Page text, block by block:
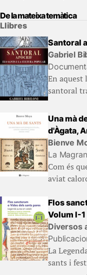
De la mateixa temàtica
Llibres
Santoral
Gabriel
En
santoral
Una mà
d'Àgata,
Bienve
La
Com és
aviat
Flos
Volum I-1
Diversos
La
sants i